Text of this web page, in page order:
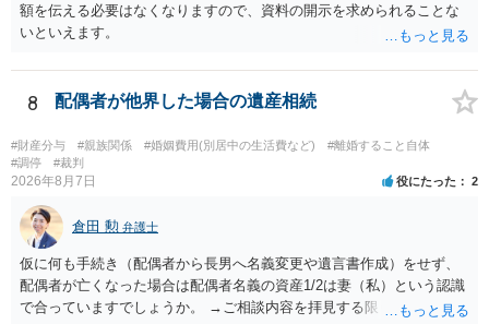
額を伝える必要はなくなりますので、資料の開示を求められることな
いといえます。
8 配偶者が他界した場合の遺産相続
#財産分与 #親族関係 #婚姻費用(別居中の生活費など)
#離婚すること自体
#調停
#裁判
2026年8月7日 役にたった 2
倉田 勲 弁護士
仮に何も手続き（配偶者から長男へ名義変更や遺言書作成）をせず、
配偶者が亡くなった場合は配偶者名義の資産1/2は妻（私）という認識
で合っていますでしょうか。 →ご相談内容を拝見する限りでは、その